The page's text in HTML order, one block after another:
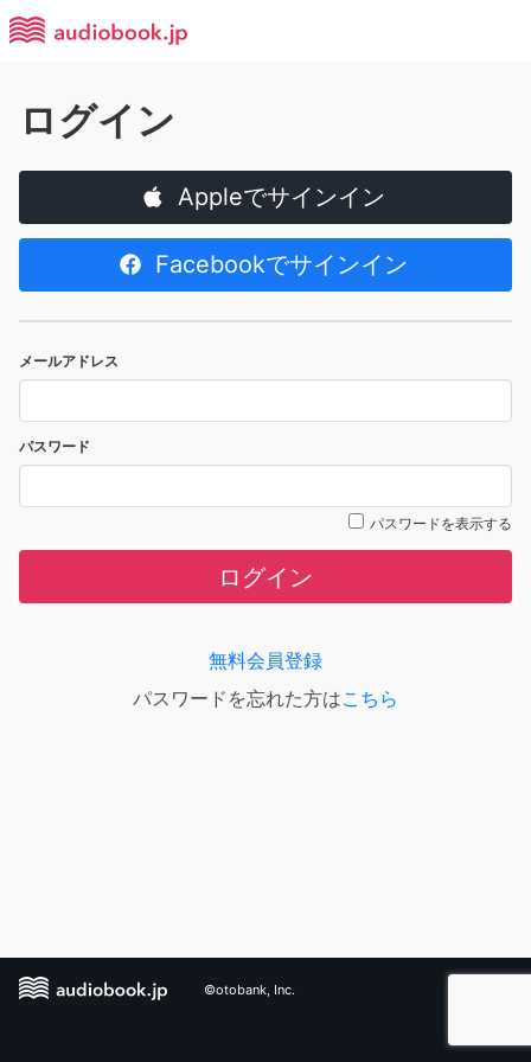
ログイン
Appleでサインイン
Facebookでサインイン
メールアドレス
パスワード
パスワードを表示する
ログイン
無料会員登録
パスワードを忘れた方はこちら
©otobank, Inc.